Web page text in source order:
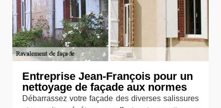
Entreprise Jean-François pour un
nettoyage de façade aux normes
Débarrassez votre façade des diverses salissures